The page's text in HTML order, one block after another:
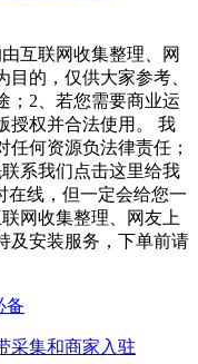
互联网收集整理、网
的，仅供大家参考、
；2、若您需要商业运
授权并合法使用。 我
何资源负法律责任；
系我们点击这里给我
在线，但一定会给您一
网收集整理、网友上
及安装服务，下单前请
备
采集和商家入驻